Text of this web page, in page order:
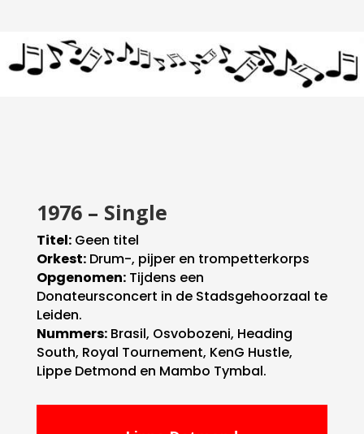
1976 – Single
Titel:Geen titel
Orkest:Drum-, pijper en trompetterkorps
Opgenomen:Tijdens een
Donateursconcert in de Stadsgehoorzaal te
Leiden.
Nummers:Brasil, Osvobozeni, Heading
South, Royal Tournement, KenG Hustle,
Lippe Detmond en Mambo Tymbal.